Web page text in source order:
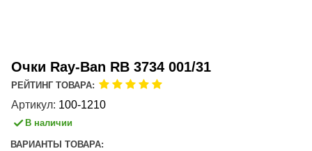
Очки Ray-Ban RB 3734 001/31
РЕЙТИНГ ТОВАРА:
Артикул: 100-1210
В наличии
ВАРИАНТЫ ТОВАРА: